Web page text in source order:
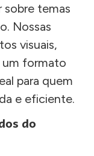
sobre temas
Nossas
visuais,
formato
para quem
e eficiente.
do